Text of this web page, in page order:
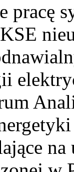
pracę